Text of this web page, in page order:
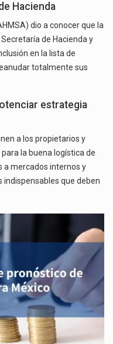
Hacienda
dio a conocer que la
de Hacienda y
en la lista de
totalmente sus
estrategia
a los propietarios y
la buena logística de
a mercados internos y
indispensables que deben